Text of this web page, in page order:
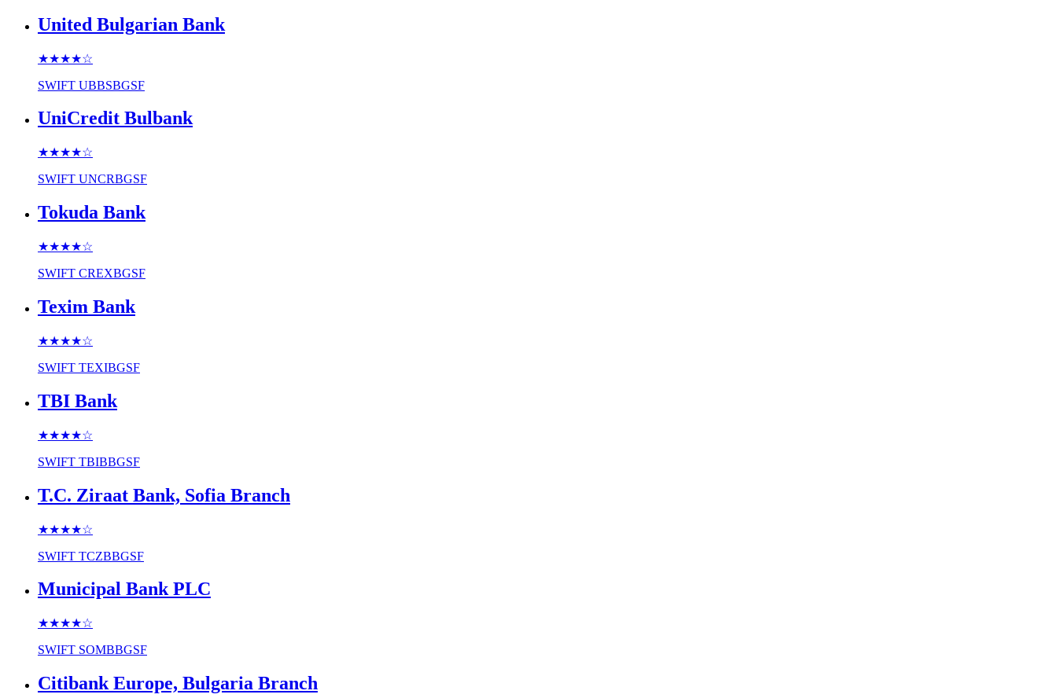
United Bulgarian Bank
★★★★☆
SWIFT UBBSBGSF
UniCredit Bulbank
★★★★☆
SWIFT UNCRBGSF
Tokuda Bank
★★★★☆
SWIFT CREXBGSF
Texim Bank
★★★★☆
SWIFT TEXIBGSF
TBI Bank
★★★★☆
SWIFT TBIBBGSF
T.C. Ziraat Bank, Sofia Branch
★★★★☆
SWIFT TCZBBGSF
Municipal Bank PLC
★★★★☆
SWIFT SOMBBGSF
Citibank Europe, Bulgaria Branch